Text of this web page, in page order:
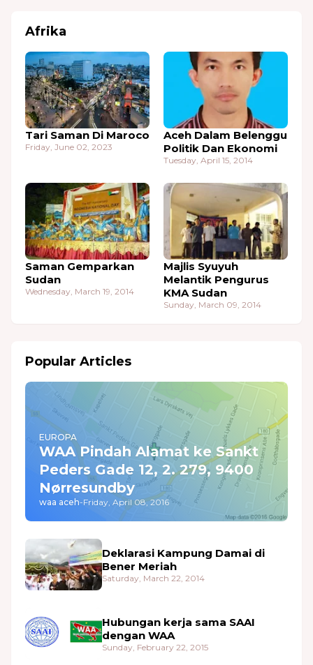
Afrika
Tari Saman Di Maroco
Friday, June 02, 2023
Aceh Dalam Belenggu
Politik Dan Ekonomi
Tuesday, April 15, 2014
Saman Gemparkan
Sudan
Wednesday, March 19, 2014
Majlis Syuyuh
Melantik Pengurus
KMA Sudan
Sunday, March 09, 2014
Popular Articles
EUROPA
WAA Pindah Alamat ke Sankt
Peders Gade 12, 2. 279, 9400
Nørresundby
waa aceh-Friday, April 08, 2016
Deklarasi Kampung Damai di
Bener Meriah
Saturday, March 22, 2014
Hubungan kerja sama SAAI
dengan WAA
Sunday, February 22, 2015